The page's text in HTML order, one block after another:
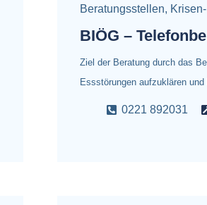
Beratungsstellen,
BIÖG –
Ziel der Beratung durch das
Essstörungen aufzuklären
0221 892031